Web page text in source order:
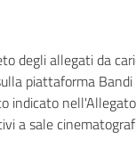
degli allegati da
piattaforma Bandi
indicato
a sale